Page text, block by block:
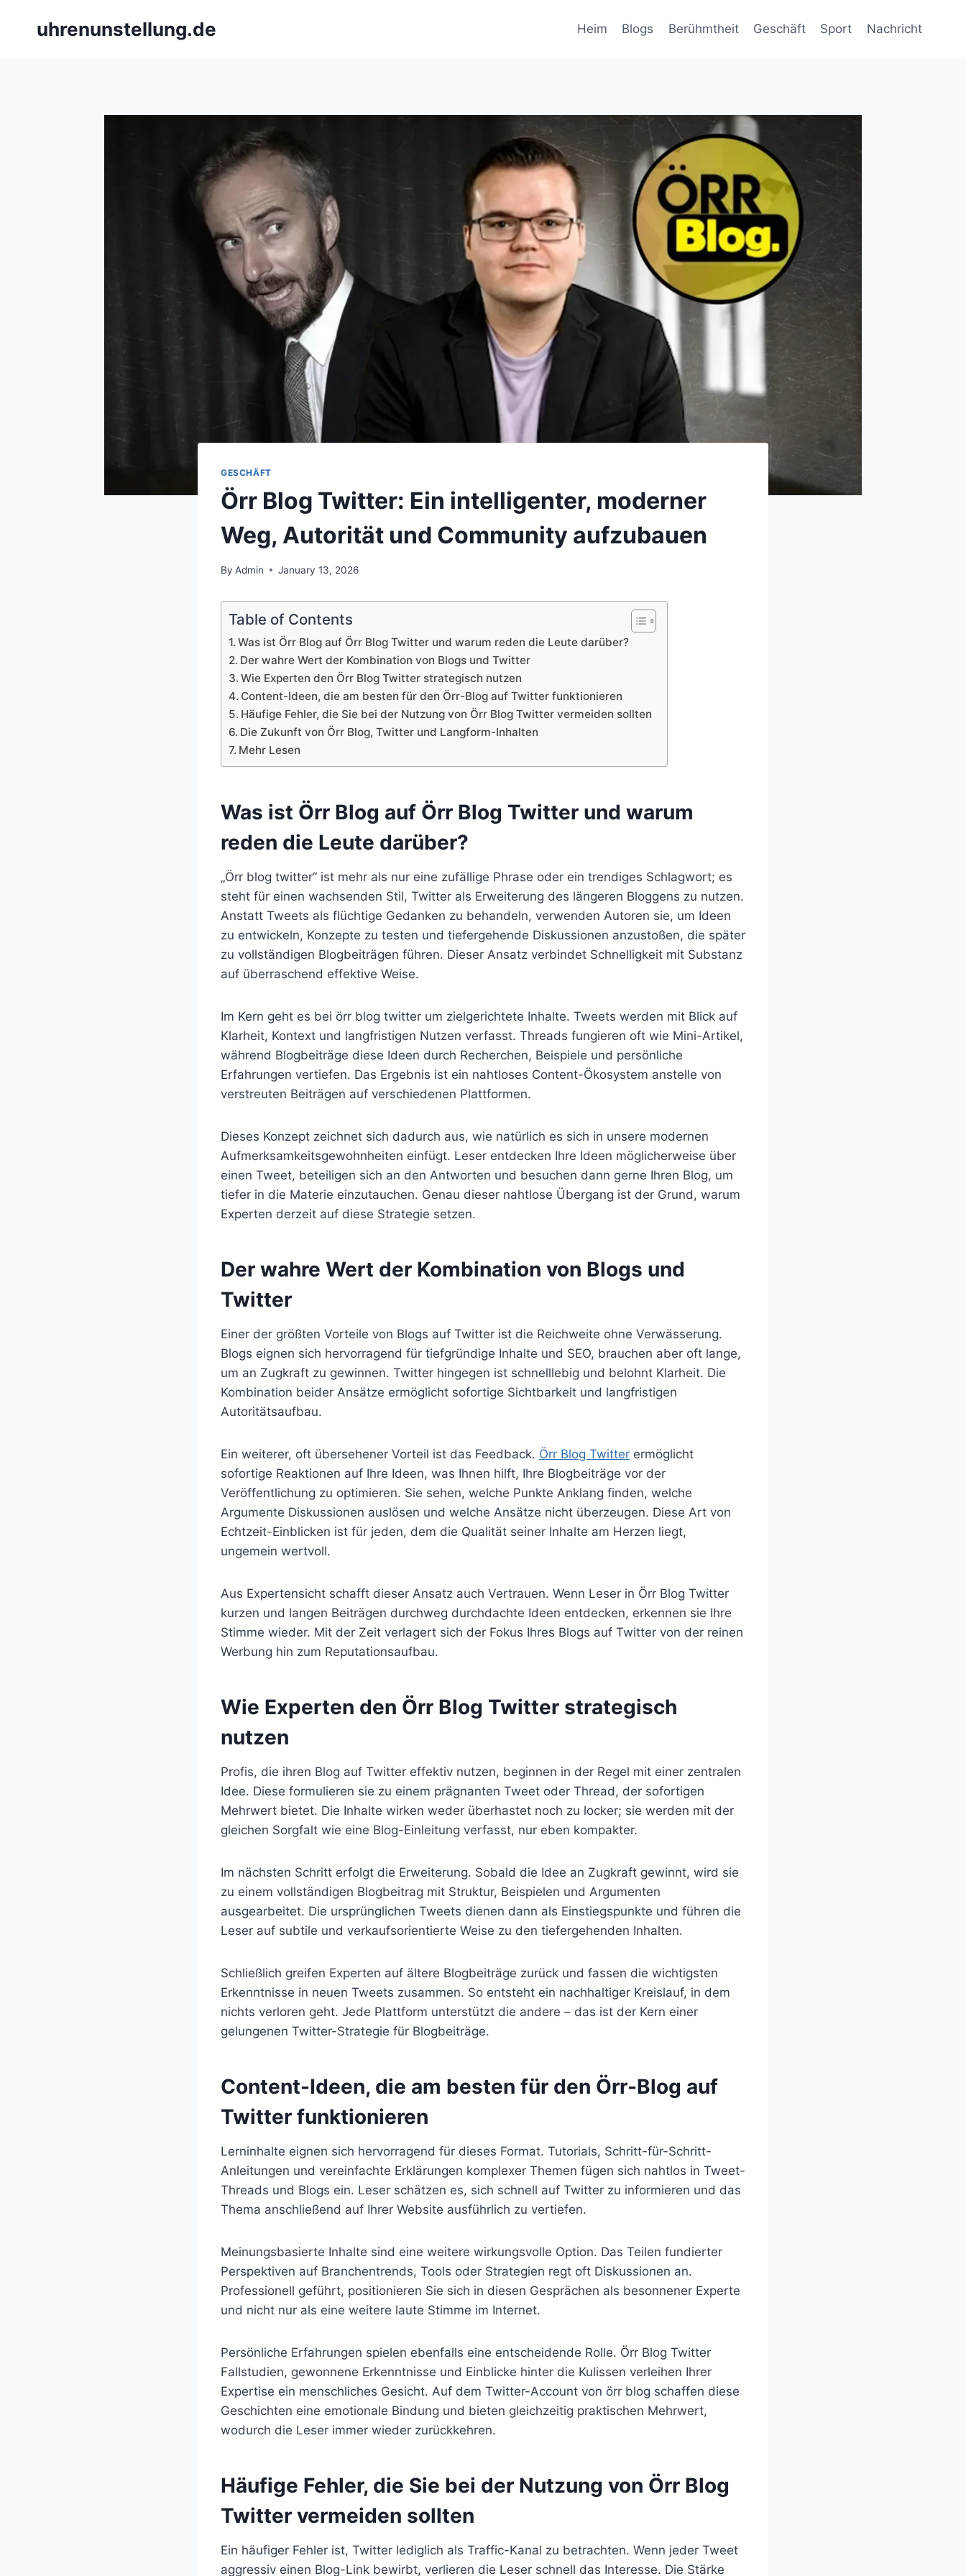
uhrenunstellung.de Heim Blogs Berühmtheit Geschäft Sport Nachricht
GESCHÄFT
Örr Blog Twitter: Ein intelligenter, moderner
Weg, Autorität und Community aufzubauen
By Admin January 13, 2026
Table of Contents
Was ist Örr Blog auf Örr Blog Twitter und warum reden die Leute darüber?
Der wahre Wert der Kombination von Blogs und Twitter
Wie Experten den Örr Blog Twitter strategisch nutzen
Content-Ideen, die am besten für den Örr-Blog auf Twitter funktionieren
Häufige Fehler, die Sie bei der Nutzung von Örr Blog Twitter vermeiden sollten
Die Zukunft von Örr Blog, Twitter und Langform-Inhalten
Mehr Lesen
Was ist Örr Blog auf Örr Blog Twitter und warum
reden die Leute darüber?
„Örr blog twitter“ ist mehr als nur eine zufällige Phrase oder ein trendiges Schlagwort; es
steht für einen wachsenden Stil, Twitter als Erweiterung des längeren Bloggens zu nutzen.
Anstatt Tweets als flüchtige Gedanken zu behandeln, verwenden Autoren sie, um Ideen
zu entwickeln, Konzepte zu testen und tiefergehende Diskussionen anzustoßen, die später
zu vollständigen Blogbeiträgen führen. Dieser Ansatz verbindet Schnelligkeit mit Substanz
auf überraschend effektive Weise.
Im Kern geht es bei örr blog twitter um zielgerichtete Inhalte. Tweets werden mit Blick auf
Klarheit, Kontext und langfristigen Nutzen verfasst. Threads fungieren oft wie Mini-Artikel,
während Blogbeiträge diese Ideen durch Recherchen, Beispiele und persönliche
Erfahrungen vertiefen. Das Ergebnis ist ein nahtloses Content-Ökosystem anstelle von
verstreuten Beiträgen auf verschiedenen Plattformen.
Dieses Konzept zeichnet sich dadurch aus, wie natürlich es sich in unsere modernen
Aufmerksamkeitsgewohnheiten einfügt. Leser entdecken Ihre Ideen möglicherweise über
einen Tweet, beteiligen sich an den Antworten und besuchen dann gerne Ihren Blog, um
tiefer in die Materie einzutauchen. Genau dieser nahtlose Übergang ist der Grund, warum
Experten derzeit auf diese Strategie setzen.
Der wahre Wert der Kombination von Blogs und
Twitter
Einer der größten Vorteile von Blogs auf Twitter ist die Reichweite ohne Verwässerung.
Blogs eignen sich hervorragend für tiefgründige Inhalte und SEO, brauchen aber oft lange,
um an Zugkraft zu gewinnen. Twitter hingegen ist schnelllebig und belohnt Klarheit. Die
Kombination beider Ansätze ermöglicht sofortige Sichtbarkeit und langfristigen
Autoritätsaufbau.
Ein weiterer, oft übersehener Vorteil ist das Feedback. Örr Blog Twitter ermöglicht
sofortige Reaktionen auf Ihre Ideen, was Ihnen hilft, Ihre Blogbeiträge vor der
Veröffentlichung zu optimieren. Sie sehen, welche Punkte Anklang finden, welche
Argumente Diskussionen auslösen und welche Ansätze nicht überzeugen. Diese Art von
Echtzeit-Einblicken ist für jeden, dem die Qualität seiner Inhalte am Herzen liegt,
ungemein wertvoll.
Aus Expertensicht schafft dieser Ansatz auch Vertrauen. Wenn Leser in Örr Blog Twitter
kurzen und langen Beiträgen durchweg durchdachte Ideen entdecken, erkennen sie Ihre
Stimme wieder. Mit der Zeit verlagert sich der Fokus Ihres Blogs auf Twitter von der reinen
Werbung hin zum Reputationsaufbau.
Wie Experten den Örr Blog Twitter strategisch
nutzen
Profis, die ihren Blog auf Twitter effektiv nutzen, beginnen in der Regel mit einer zentralen
Idee. Diese formulieren sie zu einem prägnanten Tweet oder Thread, der sofortigen
Mehrwert bietet. Die Inhalte wirken weder überhastet noch zu locker; sie werden mit der
gleichen Sorgfalt wie eine Blog-Einleitung verfasst, nur eben kompakter.
Im nächsten Schritt erfolgt die Erweiterung. Sobald die Idee an Zugkraft gewinnt, wird sie
zu einem vollständigen Blogbeitrag mit Struktur, Beispielen und Argumenten
ausgearbeitet. Die ursprünglichen Tweets dienen dann als Einstiegspunkte und führen die
Leser auf subtile und verkaufsorientierte Weise zu den tiefergehenden Inhalten.
Schließlich greifen Experten auf ältere Blogbeiträge zurück und fassen die wichtigsten
Erkenntnisse in neuen Tweets zusammen. So entsteht ein nachhaltiger Kreislauf, in dem
nichts verloren geht. Jede Plattform unterstützt die andere – das ist der Kern einer
gelungenen Twitter-Strategie für Blogbeiträge.
Content-Ideen, die am besten für den Örr-Blog auf
Twitter funktionieren
Lerninhalte eignen sich hervorragend für dieses Format. Tutorials, Schritt-für-Schritt-
Anleitungen und vereinfachte Erklärungen komplexer Themen fügen sich nahtlos in Tweet-
Threads und Blogs ein. Leser schätzen es, sich schnell auf Twitter zu informieren und das
Thema anschließend auf Ihrer Website ausführlich zu vertiefen.
Meinungsbasierte Inhalte sind eine weitere wirkungsvolle Option. Das Teilen fundierter
Perspektiven auf Branchentrends, Tools oder Strategien regt oft Diskussionen an.
Professionell geführt, positionieren Sie sich in diesen Gesprächen als besonnener Experte
und nicht nur als eine weitere laute Stimme im Internet.
Persönliche Erfahrungen spielen ebenfalls eine entscheidende Rolle. Örr Blog Twitter
Fallstudien, gewonnene Erkenntnisse und Einblicke hinter die Kulissen verleihen Ihrer
Expertise ein menschliches Gesicht. Auf dem Twitter-Account von örr blog schaffen diese
Geschichten eine emotionale Bindung und bieten gleichzeitig praktischen Mehrwert,
wodurch die Leser immer wieder zurückkehren.
Häufige Fehler, die Sie bei der Nutzung von Örr Blog
Twitter vermeiden sollten
Ein häufiger Fehler ist, Twitter lediglich als Traffic-Kanal zu betrachten. Wenn jeder Tweet
aggressiv einen Blog-Link bewirbt, verlieren die Leser schnell das Interesse. Die Stärke